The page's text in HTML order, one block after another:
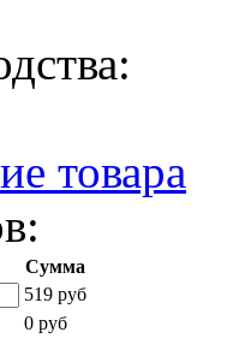
товара
Сумма
519 руб
0 руб